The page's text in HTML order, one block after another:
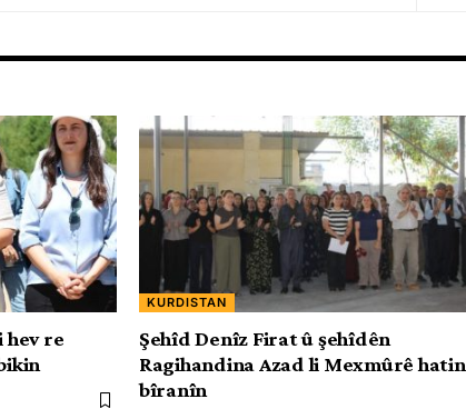
hev re
KURDISTAN
Şehîd Denîz Firat û şehîdên
Ragihandina Azad li Mexmûrê hatin
bîranîn